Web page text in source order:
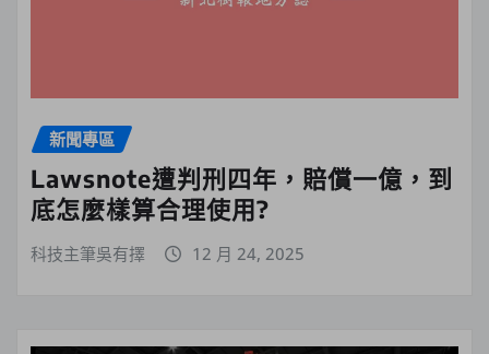
新聞專區
Lawsnote遭判刑四年，賠償一億，到
底怎麼樣算合理使用?
科技主筆吳有擇 12 月 24, 2025